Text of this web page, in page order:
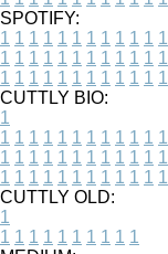
SPOTIFY:
1 1 1 1 1 1 1 1 1 1 1 1
1 1 1 1 1 1 1 1 1 1 1 1
1 1 1 1 1 1 1 1 1 1 1 1
CUTTLY BIO:
1
1 1 1 1 1 1 1 1 1 1 1 1
1 1 1 1 1 1 1 1 1 1 1 1
1 1 1 1 1 1 1 1 1 1 1 1
CUTTLY OLD:
1
1 1 1 1 1 1 1 1 1 1